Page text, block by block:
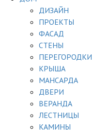
ДИЗАЙН
ПРОЕКТЫ
ФАСАД
СТЕНЫ
ПЕРЕГОРОДКИ
КРЫША
МАНСАРДА
ДВЕРИ
ВЕРАНДА
ЛЕСТНИЦЫ
КАМИНЫ